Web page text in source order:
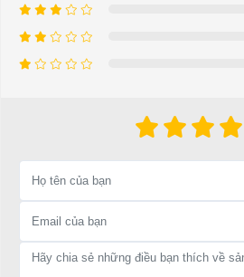
⇒ Xem thêm: Bạn nên chọn mua Xe
Để được tư vấn thêm về cách sử dụng
LIÊN HỆ CÔNG TY:Công ty
Địa chỉ: 845 Quốc Lộ 13, Phường Hiệp